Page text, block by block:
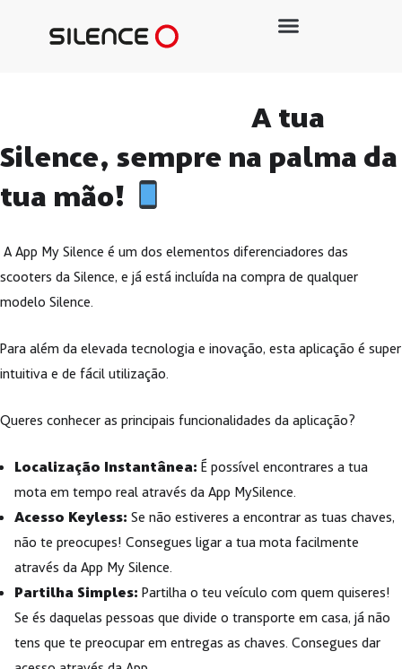
A tua
Silence, sempre na palma da
tua mão!
A App My Silence é um dos elementos diferenciadores das
scooters da Silence, e já está incluída na compra de qualquer
modelo Silence.
Para além da elevada tecnologia e inovação, esta aplicação é super
intuitiva e de fácil utilização.
Queres conhecer as principais funcionalidades da aplicação?
Localização Instantânea: É possível encontrares a tua
mota em tempo real através da App MySilence.
Acesso Keyless: Se não estiveres a encontrar as tuas chaves,
não te preocupes! Consegues ligar a tua mota facilmente
através da App My Silence.
Partilha Simples: Partilha o teu veículo com quem quiseres!
Se és daquelas pessoas que divide o transporte em casa, já não
tens que te preocupar em entregas as chaves. Consegues dar